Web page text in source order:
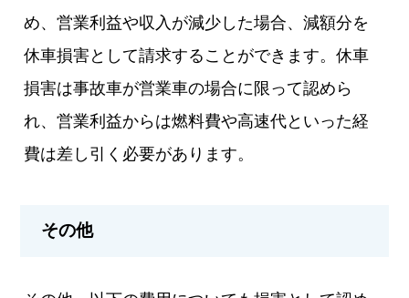
め、営業利益や収入が減少した場合、減額分を
休車損害として請求することができます。休車
損害は事故車が営業車の場合に限って認めら
れ、営業利益からは燃料費や高速代といった経
費は差し引く必要があります。
その他